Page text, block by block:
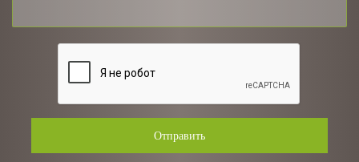
Отправить